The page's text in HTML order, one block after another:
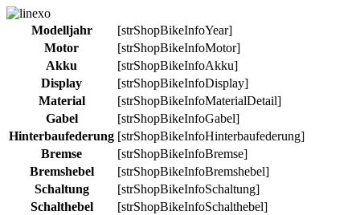
Modelljahr
[strShopBikeInfoYear]
Motor
[strShopBikeInfoMotor]
Akku
[strShopBikeInfoAkku]
Display
[strShopBikeInfoDisplay]
Material
[strShopBikeInfoMaterialDetail]
Gabel
[strShopBikeInfoGabel]
Hinterbaufederung [strShopBikeInfoHinterbaufederung]
Bremse
[strShopBikeInfoBremse]
Bremshebel
[strShopBikeInfoBremshebel]
Schaltung
[strShopBikeInfoSchaltung]
Schalthebel
[strShopBikeInfoSchalthebel]